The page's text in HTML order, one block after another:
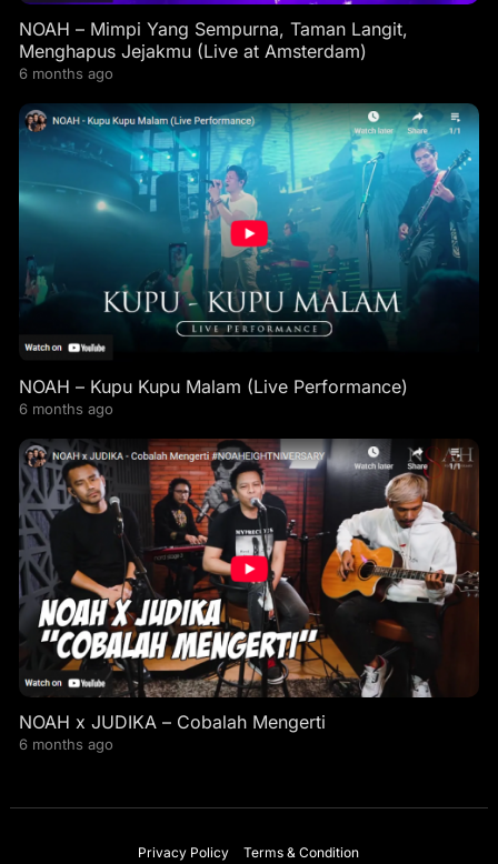
NOAH – Mimpi Yang Sempurna, Taman Langit,
Menghapus Jejakmu (Live at Amsterdam)
6 months ago
NOAH – Kupu Kupu Malam (Live Performance)
6 months ago
NOAH x JUDIKA – Cobalah Mengerti
6 months ago
Privacy Policy Terms & Condition